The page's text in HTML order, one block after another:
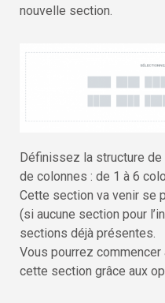
nouvelle section.
Définissez la structure de
de colonnes : de 1 à 6
Cette section va venir se
(si aucune section pour
sections déjà présentes.
Vous pourrez
cette section grâce aux